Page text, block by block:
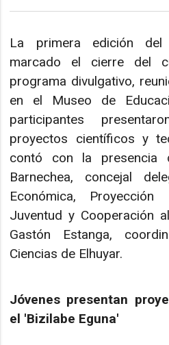
La primera edición del
marcado el cierre del
programa divulgativo,
en el Museo de
participantes
proyectos científicos y
contó con la presencia
Barnechea, concejal
Económica, Proyección
Juventud y Cooperación
Gastón Estanga,
Ciencias de Elhuyar.
Jóvenes presentan
el 'Bizilabe Eguna'